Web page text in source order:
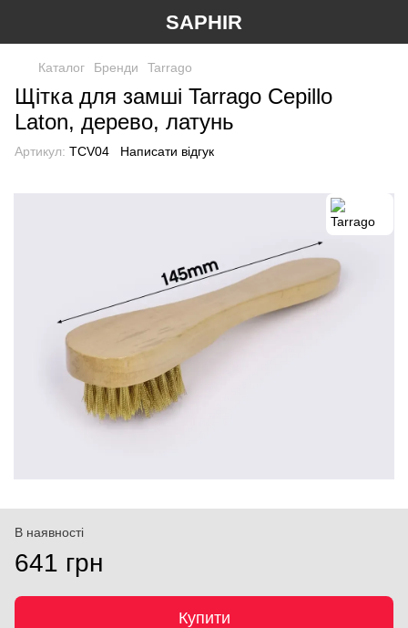
SAPHIR
Каталог Бренди Tarrago
Щітка для замші Tarrago Cepillo
Laton, дерево, латунь
Артикул: TCV04 Написати відгук
В наявності
641 грн
Купити